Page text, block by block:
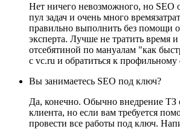
Нет ничего невозможного, но SEO
пул задач и очень много
правильно выполнить без помощи
эксперта. Лучше не тратить время и
отсебятиной по мануалам "как
с vc.ru и обратиться к профильному
Вы занимаетесь SEO под ключ?
Да, конечно. Обычно внедрение ТЗ
клиента, но если вам требуется
провести все работы под ключ.